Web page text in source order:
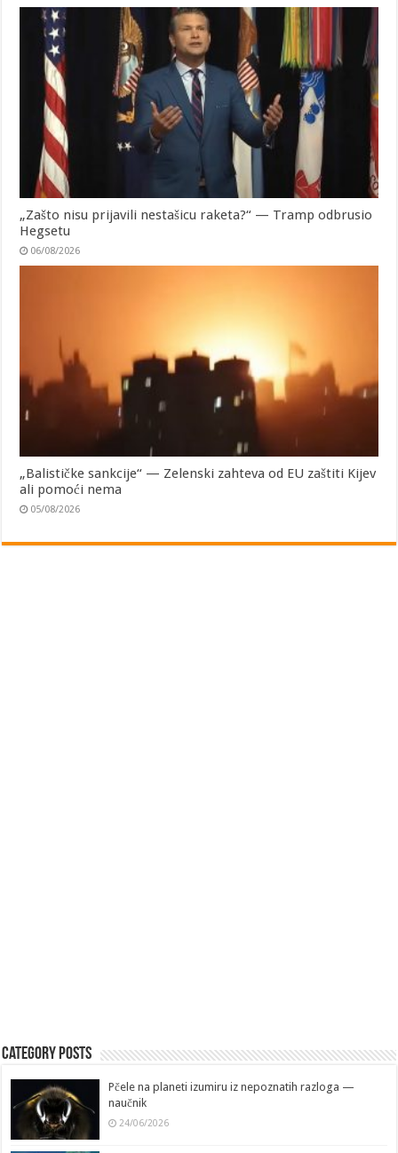
„Zašto nisu prijavili nestašicu raketa?“ — Tramp odbrusio
Hegsetu
06/08/2026
„Balističke sankcije“ — Zelenski zahteva od EU zaštiti Kijev
ali pomoći nema
05/08/2026
Category Posts
Pčele na planeti izumiru iz nepoznatih razloga —
naučnik
24/06/2026